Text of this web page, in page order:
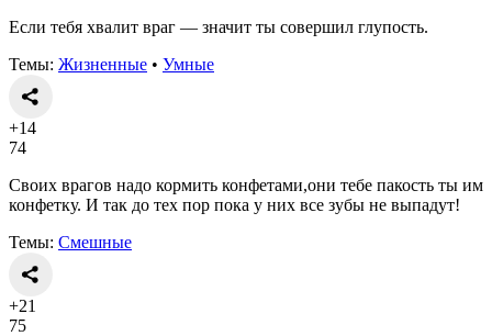
Если тебя хвалит враг — значит ты совершил глупость.
Темы: Жизненные • Умные
+14
74
Своих врагов надо кормить конфетами,они тебе пакость ты им
конфетку. И так до тех пор пока у них все зубы не выпадут!
Темы: Смешные
+21
75